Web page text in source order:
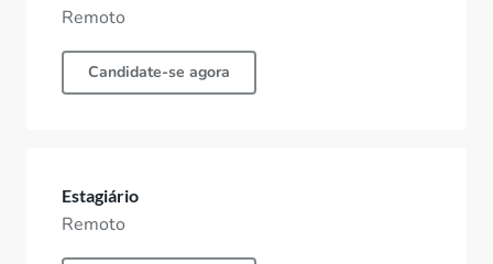
Remoto
Candidate-se agora
Estagiário
Remoto